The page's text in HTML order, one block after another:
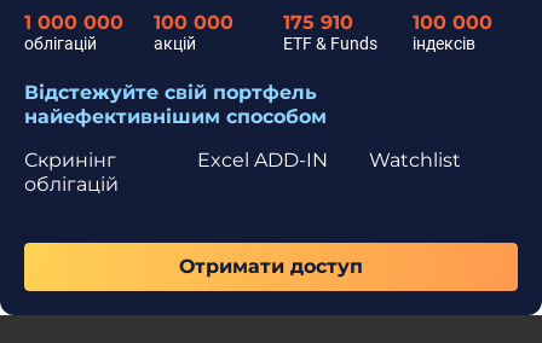
1 000 000
облігацій
100 000
акцій
175 910
ETF & Funds
100 000
індексів
Відстежуйте свій портфель
найефективнішим способом
Скринінг
облігацій
Watchlist
Excel ADD-IN
Отримати доступ